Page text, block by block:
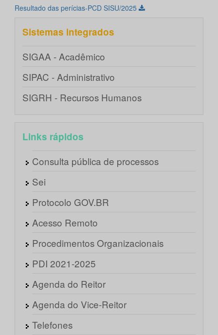
Resultado das perícias-PCD SISU/2025
Sistemas integrados
SIGAA - Acadêmico
SIPAC - Administrativo
SIGRH - Recursos Humanos
Links rápidos
Consulta pública de processos
Sei
Protocolo GOV.BR
Acesso Remoto
Procedimentos Organizacionais
PDI 2021-2025
Agenda do Reitor
Agenda do Vice-Reitor
Telefones